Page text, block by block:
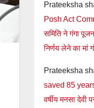
Prateeksha
Posh Act
समिति ने गंगा
निर्णय लेने का मां
Prateeksha
saved 85
वर्षीय मनसा देवी